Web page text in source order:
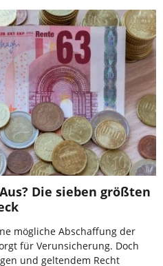
Die sieben größten
mögliche Abschaffung der
für Verunsicherung. Doch
und geltendem Recht